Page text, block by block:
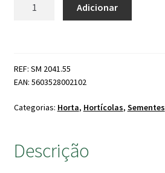
Adicionar
REF: SM 2041.55
EAN: 5603528002102
Categorias: Horta, Hortícolas, Sementes
Descrição